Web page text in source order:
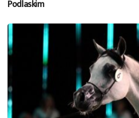
Podlaskim